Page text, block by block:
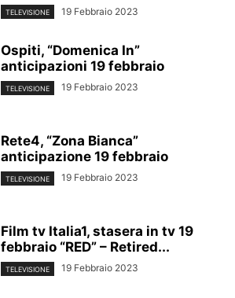
TELEVISIONE 19 Febbraio 2023
Ospiti, “Domenica In”
anticipazioni 19 febbraio
TELEVISIONE 19 Febbraio 2023
Rete4, “Zona Bianca”
anticipazione 19 febbraio
TELEVISIONE 19 Febbraio 2023
Film tv Italia1, stasera in tv 19
febbraio “RED” – Retired...
TELEVISIONE 19 Febbraio 2023